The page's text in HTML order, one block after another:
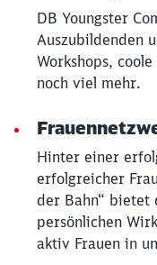
DB Youngster
Auszubildenden
Workshops,
noch viel mehr.
Hinter einer
erfolgreicher
der Bahn“ bietet
persönlichen
aktiv Frauen in